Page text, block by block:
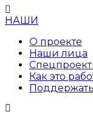
НАШИ
О проекте
Наши лица
Как это